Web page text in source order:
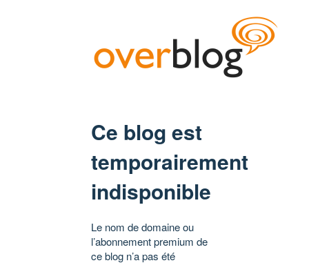
Ce blog est
temporairement
indisponible
Le nom de domaine ou
l’abonnement premium de
ce blog n’a pas été